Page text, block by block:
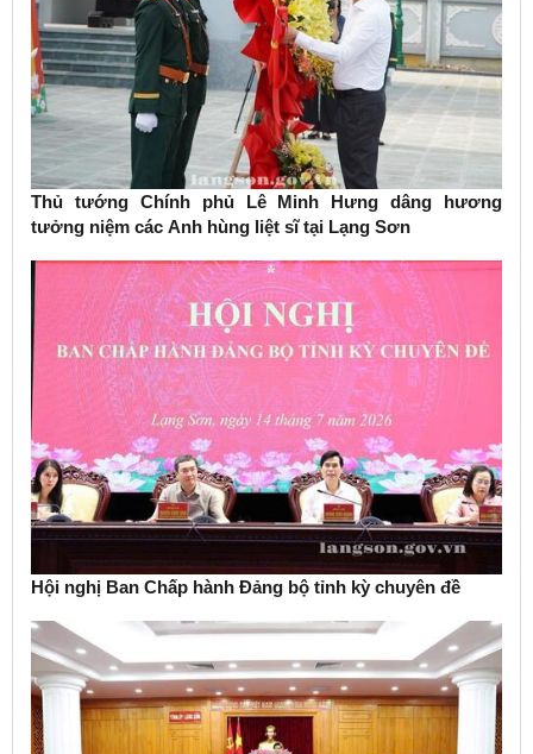
Thủ tướng Chính phủ Lê Minh Hưng dâng hương
tưởng niệm các Anh hùng liệt sĩ tại Lạng Sơn
Hội nghị Ban Chấp hành Đảng bộ tỉnh kỳ chuyên đề